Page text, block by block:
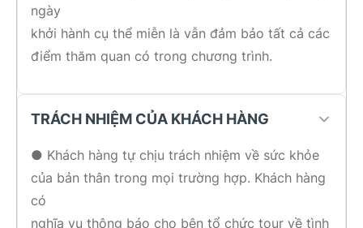
ngày
khởi hành cụ thể miễn là vẫn đảm bảo tất cả các
điểm thăm quan có trong chương trình.
TRÁCH NHIỆM CỦA KHÁCH HÀNG
● Khách hàng tự chịu trách nhiệm về sức khỏe
của bản thân trong mọi trường hợp. Khách hàng
có
nghĩa vụ thông báo cho bên tổ chức tour về tình